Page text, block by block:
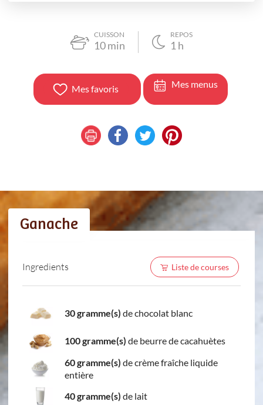
CUISSON
10min
REPOS
1 h
Mes favoris Mes menus
Ganache
Ingredients Liste de courses
30 gramme(s) de chocolat blanc
100 gramme(s) de beurre de cacahuètes
60 gramme(s) de crème fraîche liquide
entière
40 gramme(s) de lait